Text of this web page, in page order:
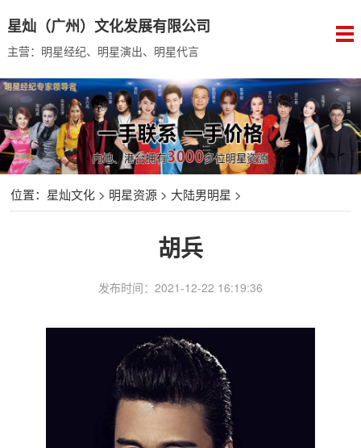
星灿（广州）文化发展有限公司
主营：明星经纪、明星演出、明星代言
位置： 星灿文化> 明星资源> 大陆男明星 >
胡兵
发布时间：2021-12-22 16:19:36